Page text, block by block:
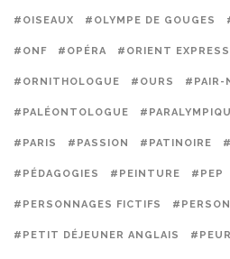
#OISEAUX #OLYMPE DE GOUGES
#ONF #OPÉRA #ORIENT EXPRESS
#ORNITHOLOGUE #OURS #PAIR-
#PALÉONTOLOGUE
#PARIS #PASSION #PATINOIRE
#PÉDAGOGIES #PEINTURE #PEP
#PERSONNAGES FICTIFS
#PETIT DÉJEUNER ANGLAIS #PEUR